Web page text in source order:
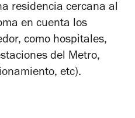
residencia cercana al
en cuenta los
como hospitales,
del Metro,
etc).